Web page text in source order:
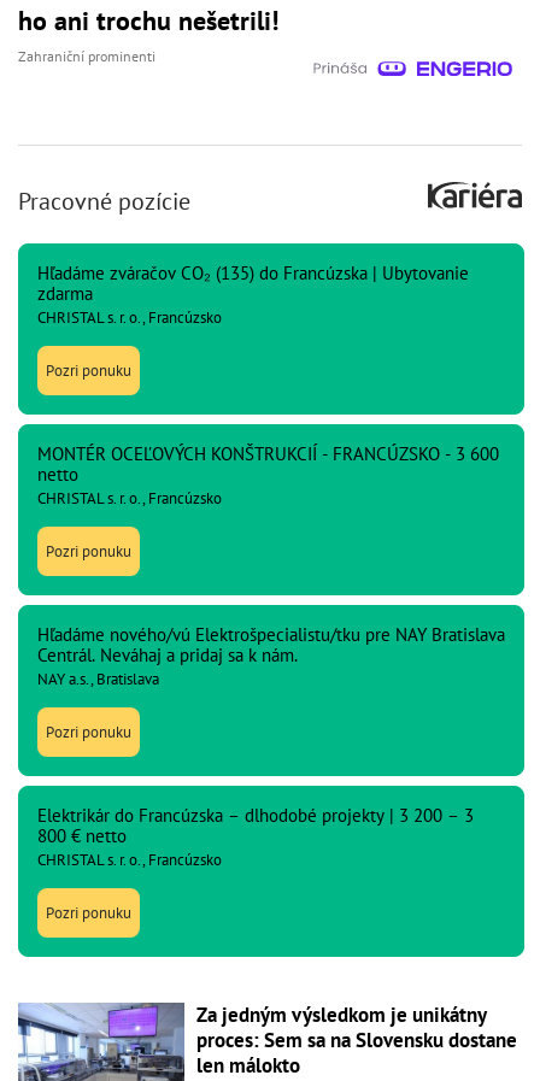
ho ani trochu nešetrili!
Zahraniční prominenti
Pracovné pozície
Hľadáme zváračov CO₂ (135) do Francúzska | Ubytovanie
zdarma
CHRISTAL s. r. o., Francúzsko
Pozri ponuku
MONTÉR OCEĽOVÝCH KONŠTRUKCIÍ - FRANCÚZSKO - 3 600
netto
CHRISTAL s. r. o., Francúzsko
Pozri ponuku
Hľadáme nového/vú Elektrošpecialistu/tku pre NAY Bratislava
Centrál. Neváhaj a pridaj sa k nám.
NAY a.s., Bratislava
Pozri ponuku
Elektrikár do Francúzska – dlhodobé projekty | 3 200 – 3
800 € netto
CHRISTAL s. r. o., Francúzsko
Pozri ponuku
Za jedným výsledkom je unikátny
proces: Sem sa na Slovensku dostane
len málokto